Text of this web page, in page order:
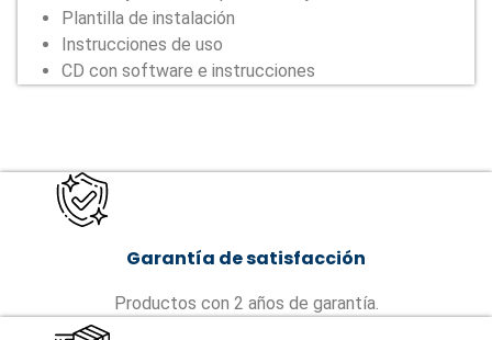
Plantilla de instalación
Instrucciones de uso
CD con software e instrucciones
Garantía de satisfacción
Productos con 2 años de garantía.